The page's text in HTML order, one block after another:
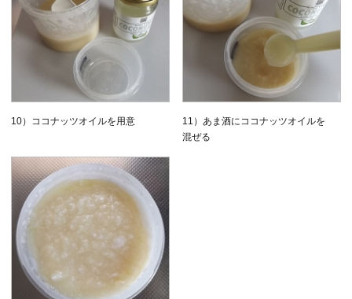
10）ココナッツオイルを用意
11）あま酒にココナッツオイルを
混ぜる